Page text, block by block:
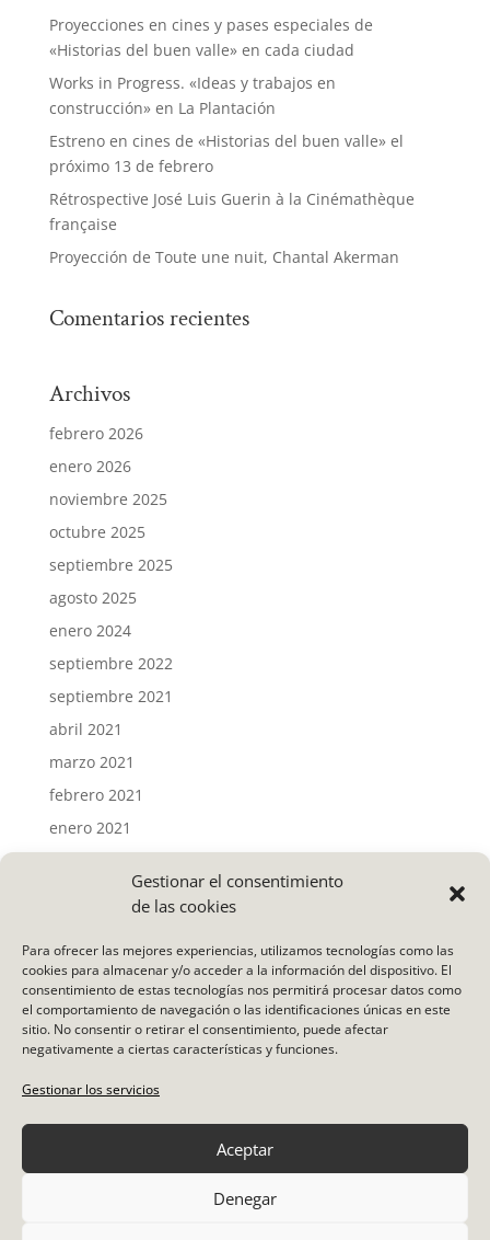
Gestionar el consentimiento
de las cookies
Para ofrecer las mejores experiencias, utilizamos tecnologías como las
cookies para almacenar y/o acceder a la información del dispositivo. El
consentimiento de estas tecnologías nos permitirá procesar datos como
el comportamiento de navegación o las identificaciones únicas en este
sitio. No consentir o retirar el consentimiento, puede afectar
negativamente a ciertas características y funciones.
Gestionar los servicios
Aceptar
Denegar
Proyecciones en cines y pases especiales de
«Historias del buen valle» en cada ciudad
Works in Progress. «Ideas y trabajos en
construcción» en La Plantación
Estreno en cines de «Historias del buen valle» el
próximo 13 de febrero
Rétrospective José Luis Guerin à la Cinémathèque
française
Proyección de Toute une nuit, Chantal Akerman
Comentarios recientes
Archivos
febrero 2026
enero 2026
noviembre 2025
octubre 2025
septiembre 2025
agosto 2025
enero 2024
septiembre 2022
septiembre 2021
abril 2021
marzo 2021
febrero 2021
enero 2021
Categorías
Noticias
Uncategorized
Vídeo
Meta
Acceder